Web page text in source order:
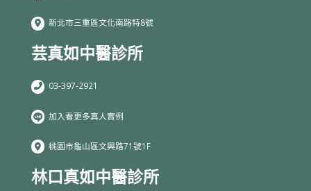
新北市三重區文化南路特8號
芸真如中醫診所
03-397-2921
加入看更多真人實例
桃園市龜山區文興路71號1F
林口真如中醫診所